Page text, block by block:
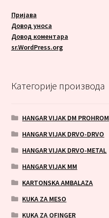
Пријава
Довод уноса
Довод коментара
sr.WordPress.org
Категорије производа
HANGAR VIJAK DM PROHROM
HANGAR VIJAK DRVO-DRVO
HANGAR VIJAK DRVO-METAL
HANGAR VIJAK MM
KARTONSKA AMBALAZA
KUKA ZA MESO
KUKA ZA OFINGER